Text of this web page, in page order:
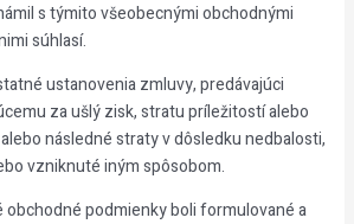
s týmito všeobecnými obchodnými
súhlasí.
ustanovenia zmluvy, predávajúci
za ušlý zisk, stratu príležitostí alebo
následné straty v dôsledku nedbalosti,
vzniknuté iným spôsobom.
obchodné podmienky boli formulované a